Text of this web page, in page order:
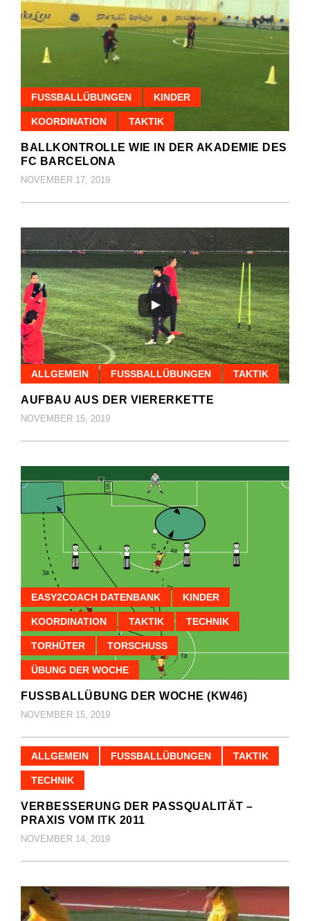
FUSSBALLÜBUNGEN KINDER
KOORDINATION TAKTIK
BALLKONTROLLE WIE IN DER AKADEMIE DES
FC BARCELONA
NOVEMBER 17, 2019
ALLGEMEIN FUSSBALLÜBUNGEN TAKTIK
AUFBAU AUS DER VIERERKETTE
NOVEMBER 15, 2019
EASY2COACH DATENBANK KINDER
KOORDINATION TAKTIK TECHNIK
TORHÜTER TORSCHUSS
ÜBUNG DER WOCHE
FUSSBALLÜBUNG DER WOCHE (KW46)
NOVEMBER 15, 2019
ALLGEMEIN FUSSBALLÜBUNGEN TAKTIK
TECHNIK
VERBESSERUNG DER PASSQUALITÄT –
PRAXIS VOM ITK 2011
NOVEMBER 14, 2019